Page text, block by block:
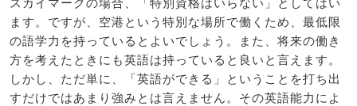
ます。ですが、空港という特別な場所で働くため、最低限
の語学力を持っているとよいでしょう。また、将来の働き
方を考えたときにも英語は持っていると良いと言えます。
しかし、ただ単に、「英語ができる」ということを打ち出
すだけではあまり強みとは言えません。その英語能力によ